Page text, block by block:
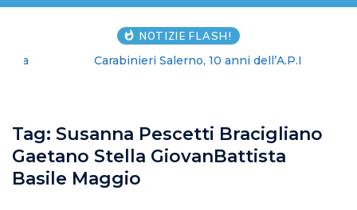
NOTIZIE FLASH!
Carabinieri Salerno, 10 anni dell’A.P.I
Gaetano Stella GiovanBattista
Basile Maggio